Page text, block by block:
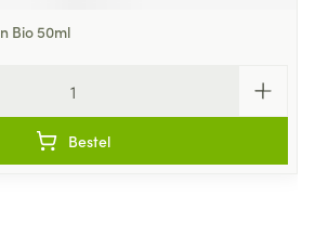
Bio 50ml
Bestel